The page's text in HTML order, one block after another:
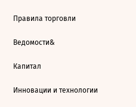
Правила торговли
Ведомости&
Капитал
Инновации и технологии